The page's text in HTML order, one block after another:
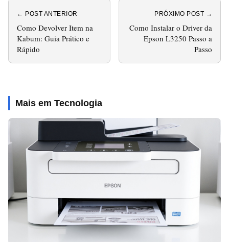
← POST ANTERIOR
Como Devolver Item na
Kabum: Guia Prático e
Rápido
PRÓXIMO POST →
Como Instalar o Driver da
Epson L3250 Passo a
Passo
Mais em Tecnologia